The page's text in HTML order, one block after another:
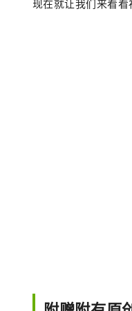
现在就让我们来看看